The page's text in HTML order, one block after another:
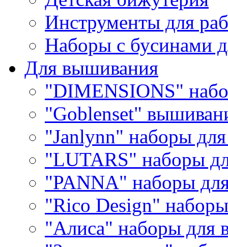
Инструменты для
Наборы с бусинами
Для вышивания
"DIMENSIONS"
"Goblenset"
"Janlynn" наборы
"LUTARS" наборы
"PANNA" наборы
"Rico Design"
"Алиса" наборы для